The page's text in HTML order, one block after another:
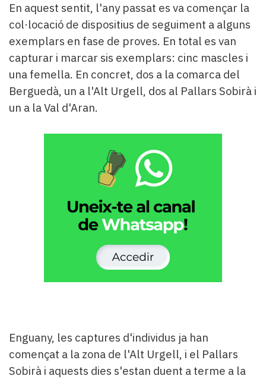
En aquest sentit, l'any passat es va començar la
col·locació de dispositius de seguiment a alguns
exemplars en fase de proves. En total es van
capturar i marcar sis exemplars: cinc mascles i
una femella. En concret, dos a la comarca del
Berguedà, un a l'Alt Urgell, dos al Pallars Sobirà i
un a la Val d'Aran.
Enguany, les captures d'individus ja han
començat a la zona de l'Alt Urgell, i el Pallars
Sobirà i aquests dies s'estan duent a terme a la